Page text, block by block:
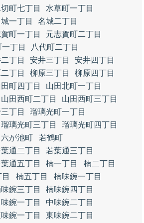
町七丁目
水草町一丁目
一丁目
名城二丁目
町一丁目
元志賀町二丁目
丁目
八代町二丁目
丁目 安井三丁目
安井四丁目
丁目 柳原三丁目
柳原四丁目
町四丁目
山田北町一丁目
山田西町二丁目
山田西町三丁目
丁目
瑠璃光町一丁目
瑠璃光町三丁目
瑠璃光町四丁目
六が池町
若鶴町
通二丁目
若葉通三丁目
通五丁目 楠一丁目
楠二丁目
楠五丁目
楠味鋺一丁目
鋺三丁目
楠味鋺四丁目
鋺一丁目
中味鋺二丁目
鋺一丁目
東味鋺二丁目